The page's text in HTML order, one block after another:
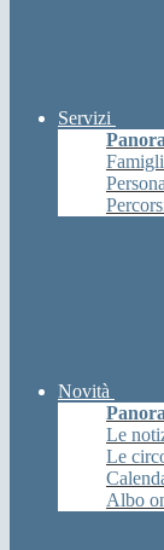
Servizi
Novità
Le
Le
Albo